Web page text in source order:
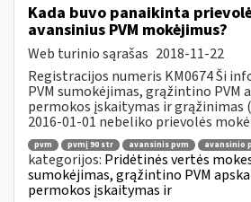
Kada buvo panaikinta
avansinius PVM mokėjimus?
Web turinio sąrašas 2018-11-22
Registracijos numeris KM0674 Ši
PVM sumokėjimas, grąžintino PVM
permokos įskaitymas ir grąžinimas
2016-01-01 nebeliko prievolės
pvm pvmį 90 str avansinis pvm avansinio
kategorijos: Pridėtinės vertės
sumokėjimas, grąžintino PVM
permokos įskaitymas ir